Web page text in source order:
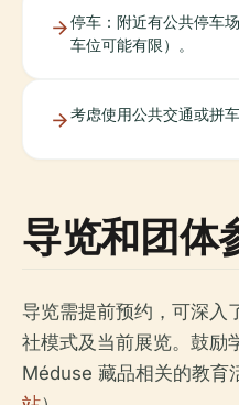
停车：附近有公共停车
车位可能有限）。
考虑使用公共交通或拼
导览和团体
导览需提前预约，可深入
社模式及当前展览。鼓励
Méduse 藏品相关的教育